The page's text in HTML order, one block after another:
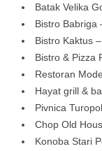
Batak Velika
Bistro Babriga
Bistro Kaktus
Bistro & Pizza
Restoran
Hayat grill &
Pivnica
Chop Old
Konoba Stari